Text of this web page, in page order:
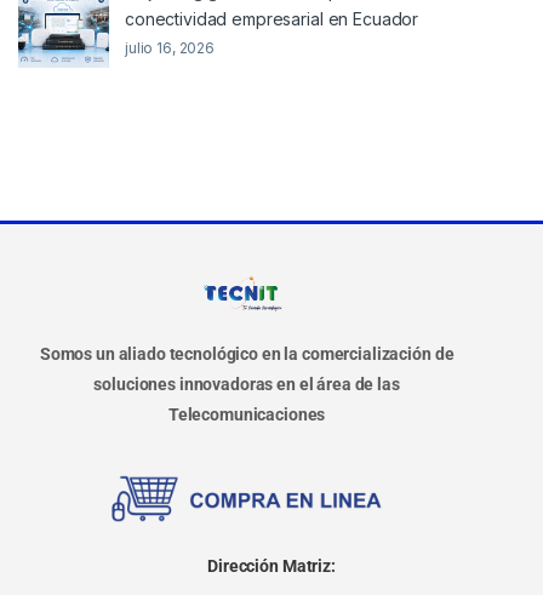
conectividad empresarial en Ecuador
julio 16, 2026
Somos un aliado tecnológico en la comercialización de
soluciones innovadoras en el área de las
Telecomunicaciones
Dirección Matriz: